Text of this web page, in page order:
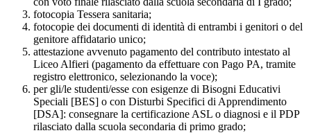
fotocopia Tessera sanitaria;
fotocopie dei documenti di identità di entrambi i genitori o del
genitore affidatario unico;
attestazione avvenuto pagamento del contributo intestato al
Liceo Alfieri (pagamento da effettuare con Pago PA, tramite
registro elettronico, selezionando la voce);
per gli/le studenti/esse con esigenze di Bisogni Educativi
Speciali [BES] o con Disturbi Specifici di Apprendimento
[DSA]: consegnare la certificazione ASL o diagnosi e il PDP
rilasciato dalla scuola secondaria di primo grado;